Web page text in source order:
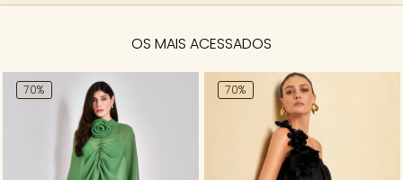
OS MAIS ACESSADOS
70% 70%